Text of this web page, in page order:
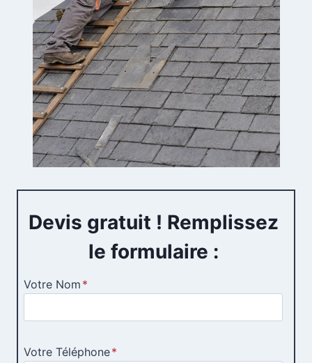
Devis gratuit ! Remplissez
le formulaire :
Votre Nom *
Votre Téléphone*